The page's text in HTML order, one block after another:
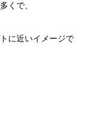
くで、
に近いイメージで